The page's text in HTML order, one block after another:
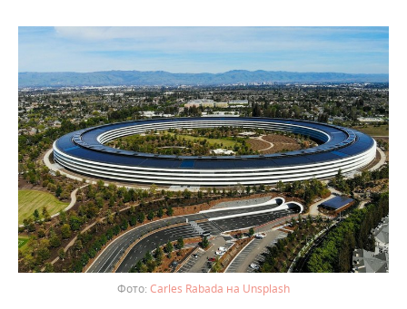
Carles Rabada на Unsplash